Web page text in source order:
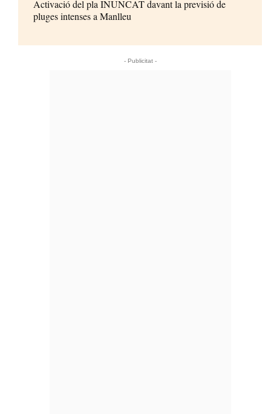
Activació del pla INUNCAT davant la previsió de
pluges intenses a Manlleu
- Publicitat -